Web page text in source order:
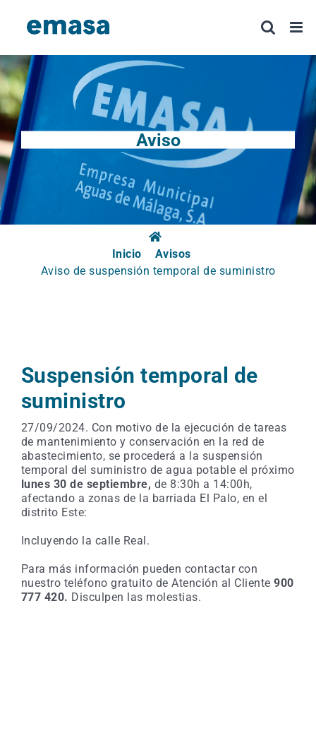
Aviso
Inicio
Avisos
Aviso de suspensión temporal de suministro
Suspensión temporal de
suministro
27/09/2024. Con motivo de la ejecución de tareas
de mantenimiento y conservación en la red de
abastecimiento, se procederá a la suspensión
temporal del suministro de agua potable el próximo
lunes 30 de septiembre, de 8:30h a 14:00h,
afectando a zonas de la barriada El Palo, en el
distrito Este:
Incluyendo la calle Real.
Para más información pueden contactar con
nuestro teléfono gratuito de Atención al Cliente900
777 420. Disculpen las molestias.